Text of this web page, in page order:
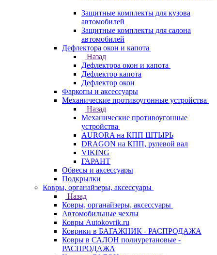
Защитные комплекты для кузова
автомобилей
Защитные комплекты для салона
автомобилей
Дефлектора окон и капота
Назад
Дефлектора окон и капота
Дефлектор капота
Дефлектор окон
Фаркопы и аксессуары
Механические противоугонные устройства
Назад
Механические противоугонные
устройства
AURORA на КПП ШТЫРЬ
DRAGON на КПП, рулевой вал
VIKING
ГАРАНТ
Обвесы и аксессуары
Подкрылки
Ковры, органайзеры, аксессуары
Назад
Ковры, органайзеры, аксессуары
Автомобильные чехлы
Ковры Autokovrik.ru
Коврики в БАГАЖНИК - РАСПРОДАЖА
Ковры в САЛОН полиуретановые -
РАСПРОДАЖА